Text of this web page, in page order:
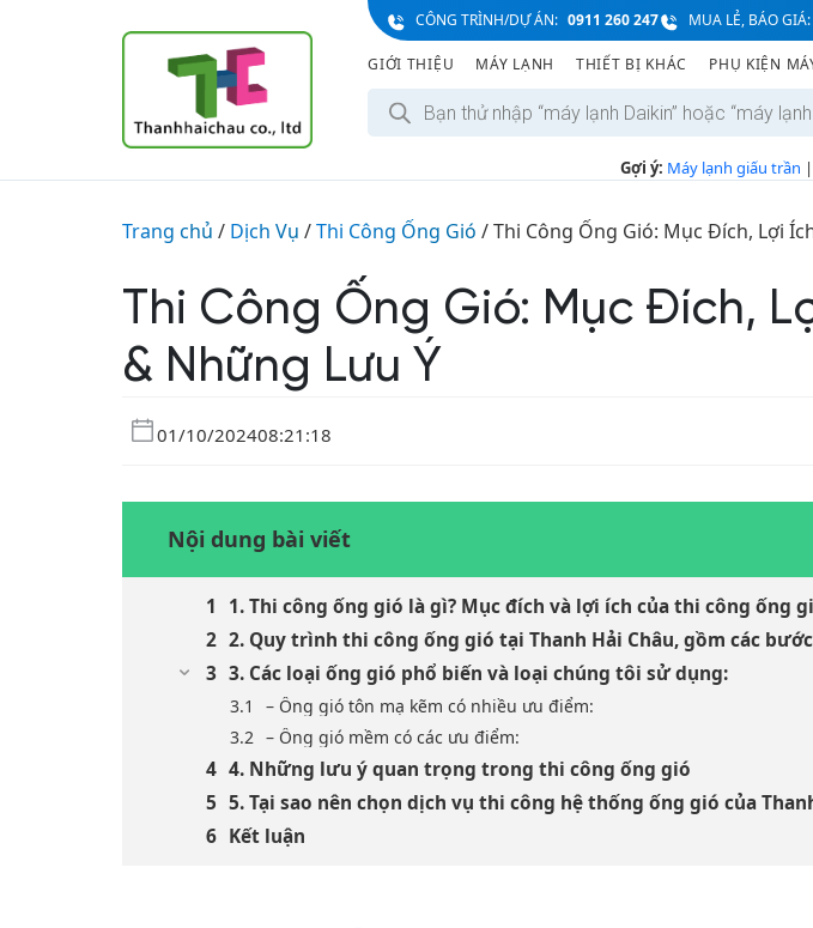
CÔNG TRÌNH/DỰ ÁN: 0911 260 247 MUA LẺ, BÁO GIÁ:
GIỚI THIỆU MÁY LẠNH THIẾT BỊ KHÁC PHỤ KIỆN
Gợi ý: Máy lạnh giấu trần |
Trang chủ / Dịch Vụ /Thi Công Ống Gió /Thi Công Ống Gió: Mục Đích, Lợi
Thi Công Ống Gió: Mục Đích,
& Những Lưu Ý
08:21:18
01/10/2024
Nội dung bài viết
1. Thi công ống gió là gì? Mục đích và lợi ích của thi công ống
2. Quy trình thi công ống gió tại Thanh Hải Châu, gồm các
3. Các loại ống gió phổ biến và loại chúng tôi sử dụng:
– Ống gió tôn mạ kẽm có nhiều ưu điểm:
– Ống gió mềm có các ưu điểm:
4. Những lưu ý quan trọng trong thi công ống gió
5. Tại sao nên chọn dịch vụ thi công hệ thống ống gió của
Kết luận